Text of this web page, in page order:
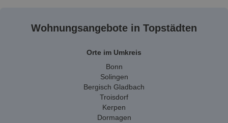
Wohnungsangebote in Topstädten
Orte im Umkreis
Bonn
Solingen
Bergisch Gladbach
Troisdorf
Kerpen
Dormagen